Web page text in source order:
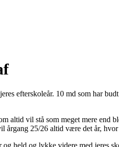
efterskoleår. 10 md som har
altid vil stå som meget mere end
årgang 25/26 altid være det år,
og held og lykke videre med jeres